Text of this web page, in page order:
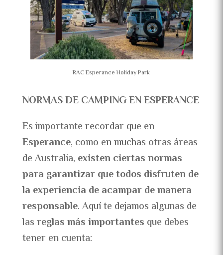
RAC Esperance Holiday Park
NORMAS DE CAMPING EN ESPERANCE
Es importante recordar que en
Esperance, como en muchas otras áreas
de Australia, existen ciertas normas
para garantizar que todos disfruten de
la experiencia de acampar de manera
responsable. Aquí te dejamos algunas de
lasreglas más importantes que debes
tener en cuenta: